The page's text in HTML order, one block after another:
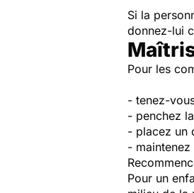
Si la
donnez-lui
Pour les
- tenez-
- penchez
- placez un
-
Pour un